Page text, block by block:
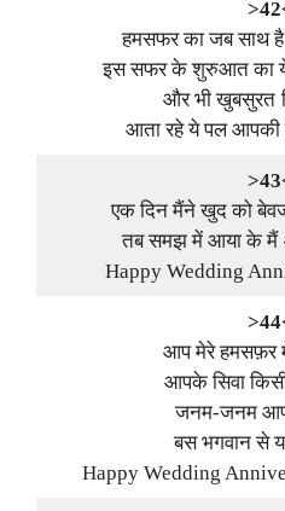
हमसफर का जब साथ है
इस सफर के शुरुआत का ये
और भी खुबसुरत
आता रहे ये पल आपकी
एक दिन मैंने खुद को
तब समझ में आया के मैं
Happy Wedding
आप मेरे हमसफ़र
आपके सिवा
जनम-जनम आप
बस भगवान से
Happy Wedding